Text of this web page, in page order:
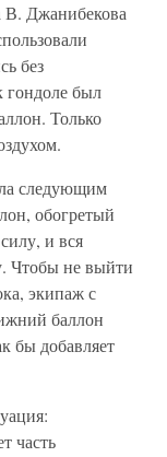
В. Джанибекова
без
гондоле был
Только
следующим
обогретый
и вся
Чтобы не выйти
экипаж с
баллон
бы добавляет
часть